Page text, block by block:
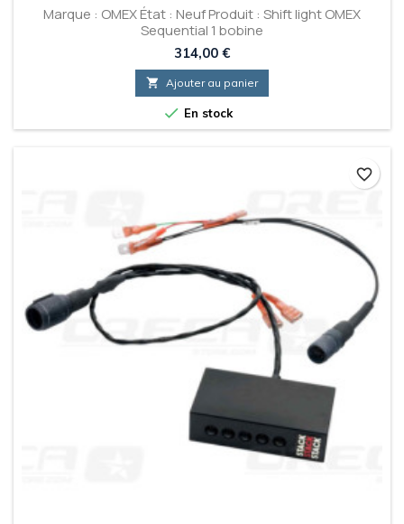
Marque : OMEX État : Neuf Produit : Shift light OMEX
Sequential 1 bobine
Prix
314,00 €
 Ajouter au panier
 En stock
favorite_border